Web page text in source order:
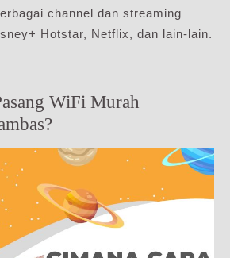
channel dan streaming
Hotstar, Netflix, dan lain-lain.
WiFi Murah